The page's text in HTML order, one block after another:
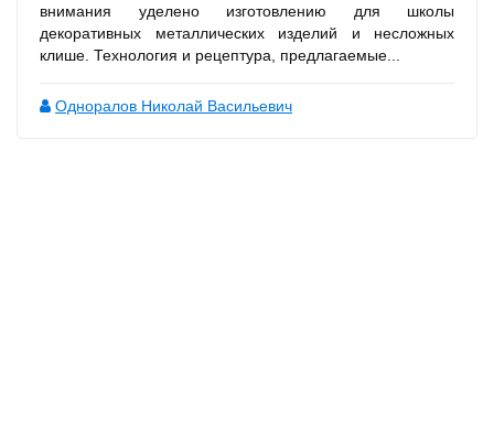
внимания уделено изготовлению для школы
декоративных металлических изделий и несложных
клише. Технология и рецептура, предлагаемые...
Одноралов Николай Васильевич